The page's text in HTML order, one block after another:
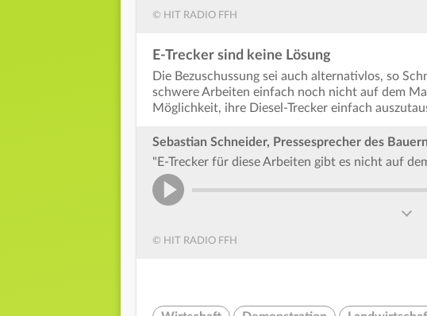
© HIT RADIO FFH
E-Trecker sind keine Lösung
Die Bezuschussung sei auch alternativlos, so
schwere Arbeiten einfach noch nicht auf dem
Möglichkeit, ihre Diesel-Trecker einfach
Sebastian Schneider, Pressesprecher des
"E-Trecker für diese Arbeiten gibt es nicht auf
© HIT RADIO FFH